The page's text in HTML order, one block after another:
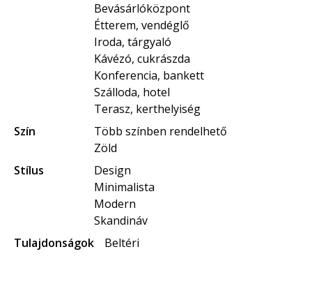
Bevásárlóközpont
Étterem, vendéglő
Iroda, tárgyaló
Kávézó, cukrászda
Konferencia, bankett
Szálloda, hotel
Terasz, kerthelyiség
Szín
Több színben rendelhető
Zöld
Stílus
Design
Minimalista
Modern
Skandináv
Tulajdonságok
Beltéri